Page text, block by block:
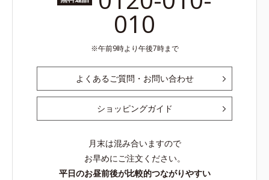
010
午前9時より午後7時まで
よくあるご質問・お問い合わせ
ショッピングガイド
月末は混み合いますので
お早めにご注文ください。
平日のお昼前後が比較的つながりやすい